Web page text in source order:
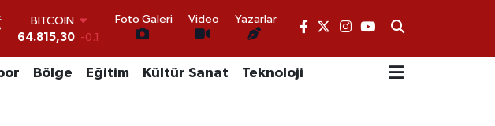
DOLAR
47,7436 0.18
55,2510
0.32
Foto Galeri Video Yazarlar
Bölge Eğitim Kültür Sanat Teknoloji